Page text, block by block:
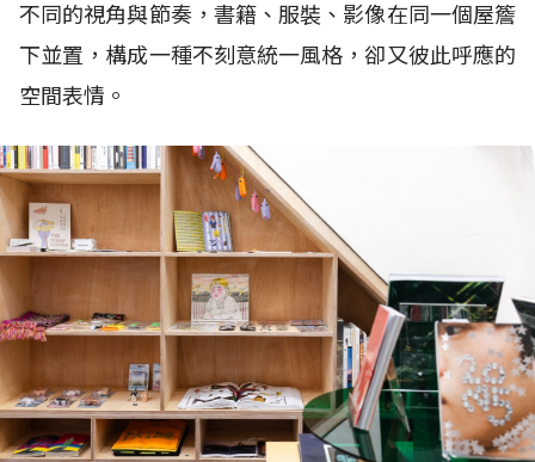
不同的視角與節奏，書籍、服裝、影像在同一個屋簷
下並置，構成一種不刻意統一風格，卻又彼此呼應的
空間表情。